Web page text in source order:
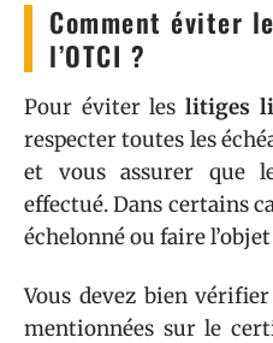
Comment éviter
l’OTCI ?
Pour éviter les litiges
respecter toutes les
et vous assurer que
effectué. Dans certains
échelonné ou faire
Vous devez bien
mentionnées sur le